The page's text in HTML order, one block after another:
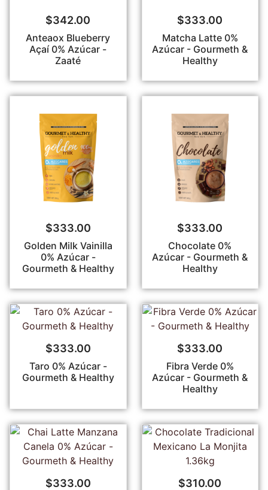
$342.00
Anteaox Blueberry
Açaí 0% Azúcar -
Zaaté
$333.00
Matcha Latte 0%
Azúcar - Gourmeth &
Healthy
$333.00
Golden Milk Vainilla
0% Azúcar -
Gourmeth & Healthy
$333.00
Chocolate 0%
Azúcar - Gourmeth &
Healthy
$333.00
Taro 0% Azúcar -
Gourmeth & Healthy
$333.00
Fibra Verde 0%
Azúcar - Gourmeth &
Healthy
$333.00 $310.00